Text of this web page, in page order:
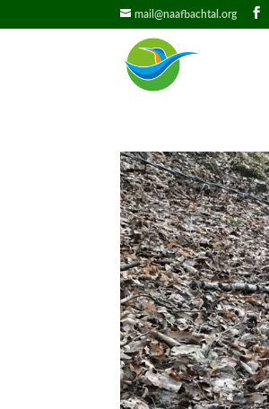
mail@naafbachtal.org